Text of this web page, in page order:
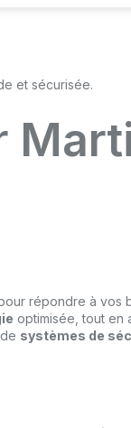
répondre à vos
optimisée, tout en
systèmes de